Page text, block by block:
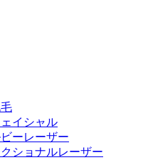
イシャル
ーレーザー
ショナルレーザー